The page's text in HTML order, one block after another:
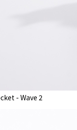
- Wave 2